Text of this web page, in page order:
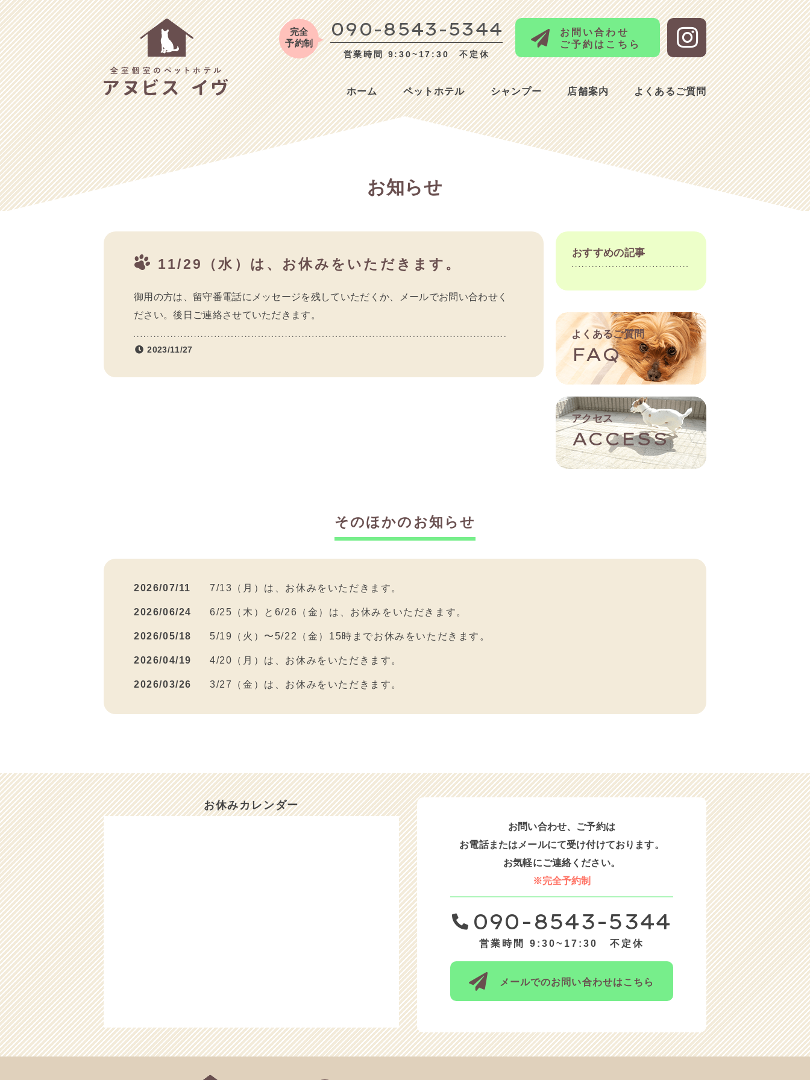
完全
予約制
090-8543-5344
営業時間 9:30~17:30 不定休
お問い合わせ
ご予約はこちら
ホーム ペットホテル シャンプー 店舗案内 よくあるご質問
お知らせ
11/29（水）は、お休みをいただきます。
御用の方は、留守番電話にメッセージを残していただくか、メールでお問い合わせく
ださい。後日ご連絡させていただきます。
2023/11/27
おすすめの記事
よくあるご質問
FAQ
アクセス
ACCESS
そのほかのお知らせ
2026/07/11 7/13（月）は、お休みをいただきます。
2026/06/24 6/25（木）と6/26（金）は、お休みをいただきます。
2026/05/18 5/19（火）〜5/22（金）15時までお休みをいただきます。
2026/04/19 4/20（月）は、お休みをいただきます。
2026/03/26 3/27（金）は、お休みをいただきます。
2026/02/26 2/27（金）と2/28（土）は、お休みをいただきます。
2026/01/08 １／９（金）は、お休みをいただきます。
12/23（火）と12/24（水）は、お休みをいただきます。
12/18（木）と12/19（金）は、お休みをいただきます。
12/9（火）〜12/11（木）は、お休みをいただきます。
11/30（日）と12/1（月）は、お休みさせていただきます。
11/26（水）と11/27（木）は、お休みさせていただきます。
10/17（金）は、午後はお休みをいただきます。
10/6（月）〜10/8（水）までお休みをいただきます。
8/25（月）は、15時迄お休みをいただきます。
8/19（火）は、お休みをいただきます。
2025/08/06 お盆のご予約は、お部屋の空きがありません。
お休みカレンダー
お問い合わせ、ご予約は
お電話または メールにて受け付けております。
お気軽にご連絡ください。
※完全予約制
090-8543-5344
営業時間 9:30~17:30 不定休
メールでのお問い合わせはこちら